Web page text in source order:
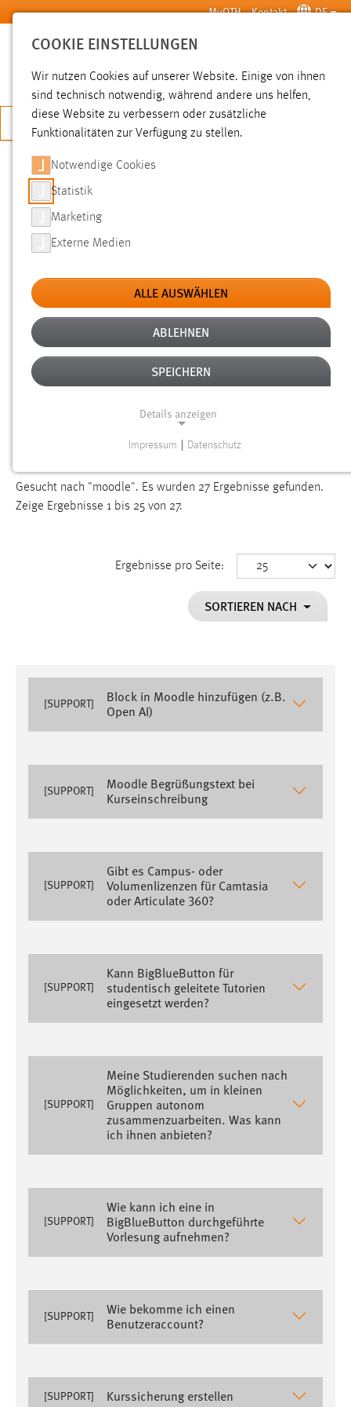
Zum Hauptinhalt springen MyOTH Kontakt DE
SUCHE
JETZT BEWERBEN
SUCHE
FILTER
Typ
Erstellungsdatum
TYP: WIKI
ALLE FILTER ENTFERNEN
Gesucht nach "moodle". Es wurden 27 Ergebnisse gefunden.
Zeige Ergebnisse 1 bis 25 von 27.
Ergebnisse pro Seite:
SORTIEREN NACH
[SUPPORT]
Block in Moodle hinzufügen (z.B.
Open AI)
[SUPPORT]
Moodle Begrüßungstext bei
Kurseinschreibung
[SUPPORT]
Gibt es Campus- oder
Volumenlizenzen für Camtasia
oder Articulate 360?
[SUPPORT]
Kann BigBlueButton für
studentisch geleitete Tutorien
eingesetzt werden?
[SUPPORT]
Meine Studierenden suchen nach
Möglichkeiten, um in kleinen
Gruppen autonom
zusammenzuarbeiten. Was kann
ich ihnen anbieten?
[SUPPORT]
Wie kann ich eine in
BigBlueButton durchgeführte
Vorlesung aufnehmen?
[SUPPORT]
Wie bekomme ich einen
Benutzeraccount?
[SUPPORT] Kurssicherung erstellen
COOKIE EINSTELLUNGEN
Wir nutzen Cookies auf unserer Website. Einige von ihnen
sind technisch notwendig, während andere uns helfen,
diese Website zu verbessern oder zusätzliche
Funktionalitäten zur Verfügung zu stellen.
Notwendige Cookies
Statistik
Marketing
Externe Medien
ALLE AUSWÄHLEN
ABLEHNEN
SPEICHERN
Details anzeigen
Notwendige Cookies ermöglichen grundlegende
Funktionen und sind für die einwandfreie Funktion der
Einverständnis
Cookie Laufzeit:
Performance
Name:
gespeichert, ob man eingeloggt ist.
Sprachpräferenz
Name:
site-language-preference
Chat
MibewSessionID, MIBEW_UserID, mibew_locale, mibew-
Wird benötigt um die Chatfunktion nutzen zu können.
Login
Name:
fe_user, be_user, be_lastLoginProvider
Impressum Datenschutz